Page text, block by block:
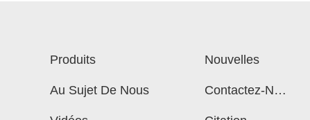
Produits
Au Sujet De Nous
Nouvelles
Contactez-Nou